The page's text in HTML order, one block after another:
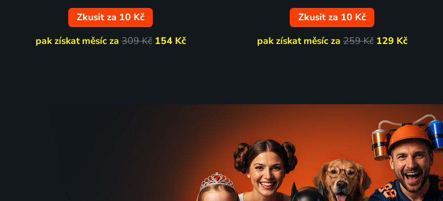
Zkusit za 10 Kč
pak získat měsíc za309 Kč 154 Kč
Zkusit za 10 Kč
pak získat měsíc za259 Kč 129 Kč